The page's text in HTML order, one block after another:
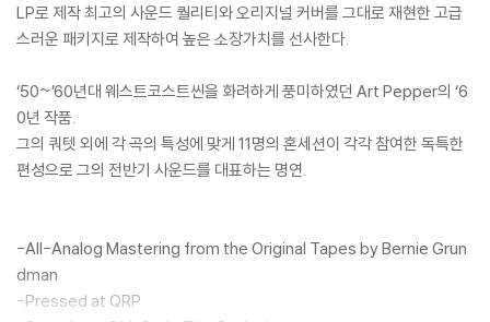
LP로 제작 최고의 사운드 퀄리티와 오리지널 커버를 그대로 재현한 고급
스러운 패키지로 제작하여 높은 소장가치를 선사한다.
‘50~’60년대 웨스트코스트씬을 화려하게 풍미하였던 Art Pepper의 ‘6
0년 작품.
그의 쿼텟 외에 각 곡의 특성에 맞게 11명의 혼세션이 각각 참여한 독특한
편성으로 그의 전반기 사운드를 대표하는 명연.
-All-Analog Mastering from the Original Tapes by Bernie Grun
dman
-Pressed at QRP